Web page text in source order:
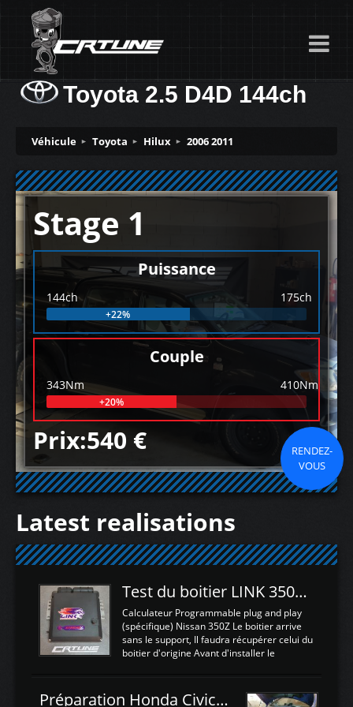
Toyota 2.5 D4D 144ch
Véhicule Toyota Hilux 2006 2011
Stage 1
Puissance
144ch 175ch
+22%
Couple
343Nm 410Nm
+20%
Prix:540 €
RENDEZ-
VOUS
Latest realisations
Test du boitier LINK 350Z Plugin ECU
Calculateur Programmable plug and play
(spécifique) Nissan 350Z Le boitier arrive
sans le support, Il faudra récupérer celui du
boitier d'origine Avant d'installer le
d'envoyer l'information de la large bande
Préparation Honda Civic Type R FK2